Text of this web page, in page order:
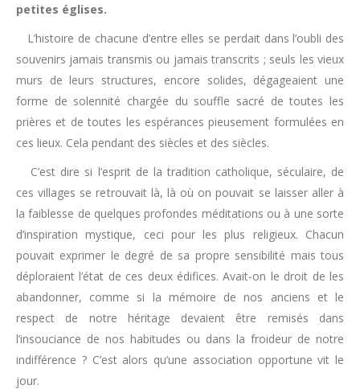
petites églises.
L’histoire de chacune d’entre elles se perdait dans l’oubli des
souvenirs jamais transmis ou jamais transcrits ; seuls les vieux
murs de leurs structures, encore solides, dégageaient une
forme de solennité chargée du souffle sacré de toutes les
prières et de toutes les espérances pieusement formulées en
ces lieux. Cela pendant des siècles et des siècles.
C’est dire si l’esprit de la tradition catholique, séculaire, de
ces villages se retrouvait là, là où on pouvait se laisser aller à
la faiblesse de quelques profondes méditations ou à une sorte
d’inspiration mystique, ceci pour les plus religieux. Chacun
pouvait exprimer le degré de sa propre sensibilité mais tous
déploraient l’état de ces deux édifices. Avait-on le droit de les
abandonner, comme si la mémoire de nos anciens et le
respect de notre héritage devaient être remisés dans
l’insouciance de nos habitudes ou dans la froideur de notre
indifférence ? C’est alors qu’une association opportune vit le
jour.